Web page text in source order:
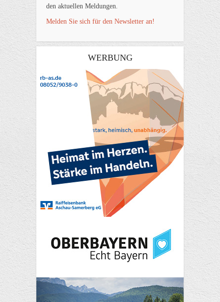
den aktuellen Meldungen.
Melden Sie sich für den Newsletter an!
WERBUNG